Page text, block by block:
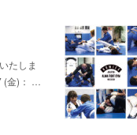
たしま
(金)： …